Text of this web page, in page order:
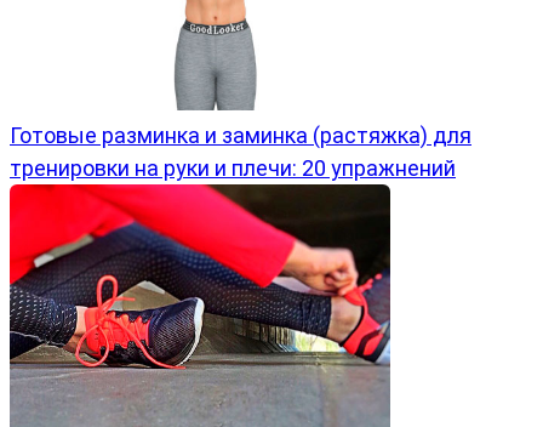
Готовые разминка и заминка (растяжка) для
тренировки на руки и плечи: 20 упражнений